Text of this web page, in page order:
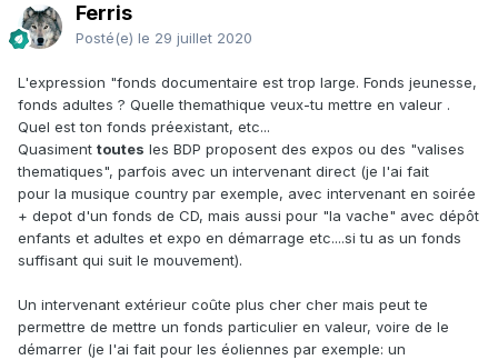
Ferris
Posté(e) le 29 juillet 2020
L'expression "fonds documentaire est trop large. Fonds jeunesse,
fonds adultes ? Quelle themathique veux-tu mettre en valeur .
Quel est ton fonds préexistant, etc...
Quasiment toutes les BDP proposent des expos ou des "valises
thematiques", parfois avec un intervenant direct (je l'ai fait
pour la musique country par exemple, avec intervenant en soirée
+ depot d'un fonds de CD, mais aussi pour "la vache" avec dépôt
enfants et adultes et expo en démarrage etc....si tu as un fonds
suffisant qui suit le mouvement).
Un intervenant extérieur coûte plus cher cher mais peut te
permettre de mettre un fonds particulier en valeur, voire de le
démarrer (je l'ai fait pour les éoliennes par exemple: un